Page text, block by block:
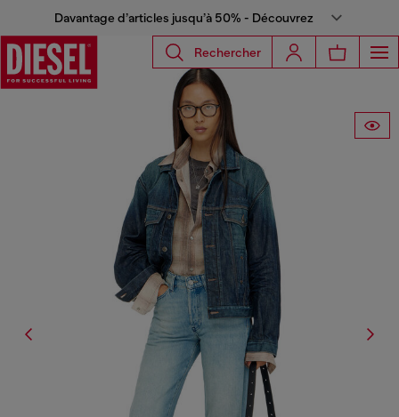
Davantage d’articles jusqu’à 50% - Découvrez
Rechercher